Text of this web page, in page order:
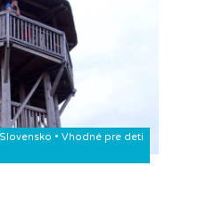
• Vhodné pre deti